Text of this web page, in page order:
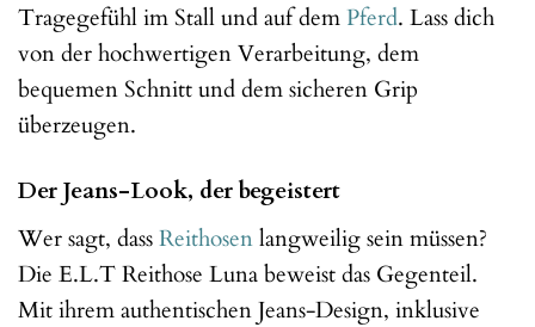
Tragegefühl im Stall und auf demPferd. Lass dich
von der hochwertigen Verarbeitung, dem
bequemen Schnitt und dem sicheren Grip
überzeugen.
Der Jeans-Look, der begeistert
Wer sagt, dassReithosenlangweilig sein müssen?
Die E.L.T Reithose Luna beweist das Gegenteil.
Mit ihrem authentischen Jeans-Design, inklusive